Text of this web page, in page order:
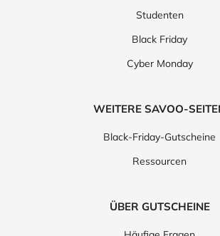
Studenten
Black Friday
Cyber Monday
WEITERE SAVOO-
Black-Friday-Gutscheine
Ressourcen
ÜBER GUTSCHEINE